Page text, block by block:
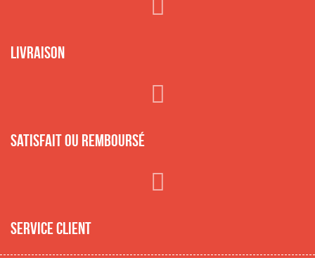
Livraison
Satisfait ou remboursé
Service client